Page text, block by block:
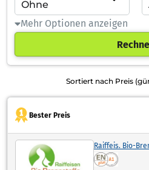
Mehr Optionen anzeigen
Sortiert nach Preis
Bester Preis
Raiffeis. Bio-